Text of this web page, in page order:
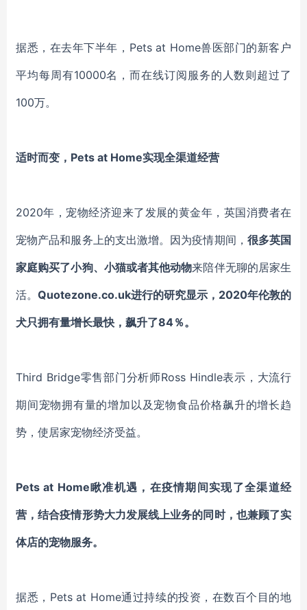
据悉，在去年下半年， Pets at Home兽医部门的新客户
平均每周有10000名，而在线订阅服务的 人数则超过了
100万。
适时而变， Pets at Home实现全渠道经营
2020年，宠物经济迎来了发展的黄金年，英国消费者在
宠物产品和服务上的支出激增。 因为疫情期间， 很多英国
家庭购买了小狗、 小猫或者其他动物来陪伴无聊的居家生
活。 Quotezone.co.uk进行的研究显示，2020年伦敦的
犬只拥有量增长最快， 飙升了84％。
Third Bridge零售部门分析师Ross Hindle表示 ， 大流行
期间宠物拥有量的增加以及宠物食品价格飙升的增长趋
势，使居家宠物经济受益。
Pets at Home瞅准机遇，在疫情期间实现了全渠道经
营，结合疫情形势大力发展线上业务的同时，也兼顾了实
体店的宠物服务。
据悉， Pets at Home通过持续的投资，在数百个目的地